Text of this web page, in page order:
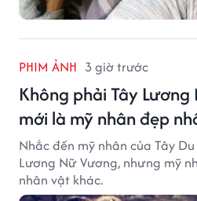
PHIM ẢNH 3 giờ trước
Không phải Tây
mới là mỹ nhân đẹp
Nhắc đến mỹ nhân của Tây
Lương Nữ Vương, nhưng mỹ
nhân vật khác.